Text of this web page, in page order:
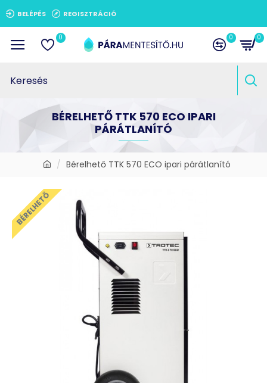
BELÉPÉS REGISZTRÁCIÓ
0 0 0
Bérelhető TTK 570 ECO ipari párátlanító
BÉRELHETŐ TTK 570 ECO IPARI
PÁRÁTLANÍTÓ
BÉRELHETŐ